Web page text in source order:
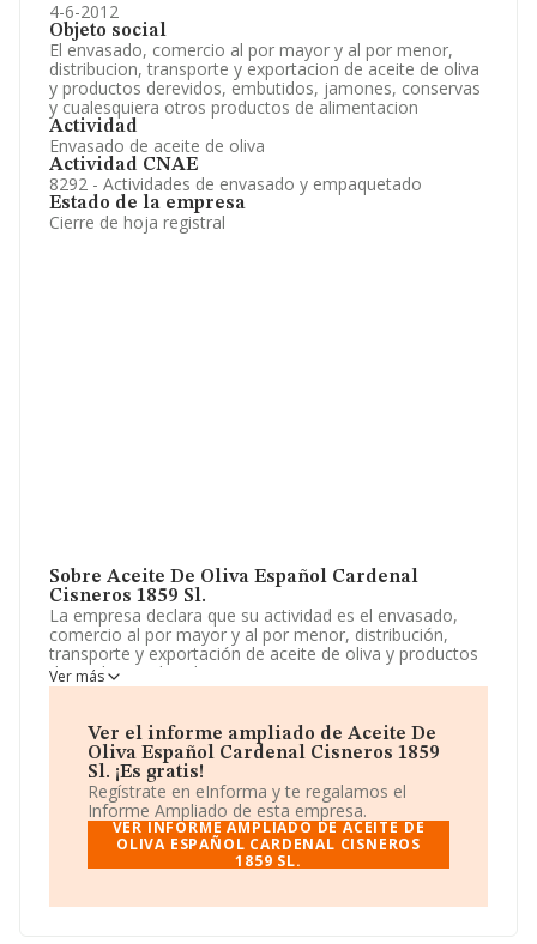
4-6-2012
Objeto social
El envasado, comercio al por mayor y al por menor,
distribucion, transporte y exportacion de aceite de oliva
y productos derevidos, embutidos, jamones, conservas
y cualesquiera otros productos de alimentacion
Actividad
Envasado de aceite de oliva
Actividad CNAE
8292 - Actividades de envasado y empaquetado
Estado de la empresa
Cierre de hoja registral
Sobre Aceite De Oliva Español Cardenal
Cisneros 1859 Sl.
La empresa declara que su actividad es el envasado,
comercio al por mayor y al por menor, distribución,
transporte y exportación de aceite de oliva y productos
derevidos, embutidos, jamones, conservas y
cualesquiera otros productos de alimentación. La
CNAE corresponde a 8292 con código 'Actividades de
envasado y empaquetado'. La compañía es
importadora y exportadora.
La compañía Aceite de Oliva Español Cardenal
Cisneros 1859 S.L, con número de identificación fiscal
B86463403, tiene su domicilio social establecido en
Calle Abril núm. 34, (28022), en el municipio de Madrid,
Ver más
Ver el informe ampliado de Aceite De
Oliva Español Cardenal Cisneros 1859
Sl. ¡Es gratis!
Regístrate en eInforma y te regalamos el
Informe Ampliado de esta empresa.
VER INFORME AMPLIADO DE ACEITE DE
OLIVA ESPAÑOL CARDENAL CISNEROS
1859 SL.